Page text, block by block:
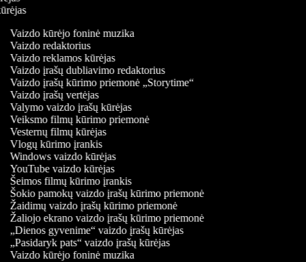
Vaizdo kūrėjo foninė muzika
Vaizdo redaktorius
Vaizdo reklamos kūrėjas
Vaizdo įrašų dubliavimo redaktorius
Vaizdo įrašų kūrimo priemonė „Storytime“
Vaizdo įrašų vertėjas
Valymo vaizdo įrašų kūrėjas
Veiksmo filmų kūrimo priemonė
Vesternų filmų kūrėjas
Vlogų kūrimo įrankis
Windows vaizdo kūrėjas
YouTube vaizdo kūrėjas
Šeimos filmų kūrimo įrankis
Šokio pamokų vaizdo įrašų kūrimo priemonė
Žaidimų vaizdo įrašų kūrimo priemonė
Žaliojo ekrano vaizdo įrašų kūrimo priemonė
„Dienos gyvenime“ vaizdo įrašų kūrėjas
„Pasidaryk pats“ vaizdo įrašų kūrėjas
Vaizdo kūrėjo foninė muzika